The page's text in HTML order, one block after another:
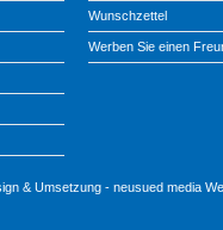
Wunschzettel
Werben Sie einen
& Umsetzung - neusued media